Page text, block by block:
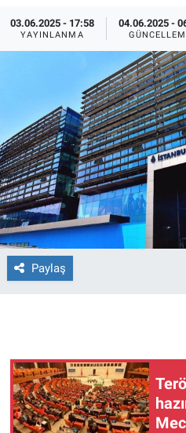
03.06.2025 - 17:58
YAYINLANMA
04.06.2025 -
Paylaş
Ekonomi
Forum
Gerçeğin İzinde
Gün Başlıyor
Gün Bitiyor
Gün Ortası
Haber
İlan